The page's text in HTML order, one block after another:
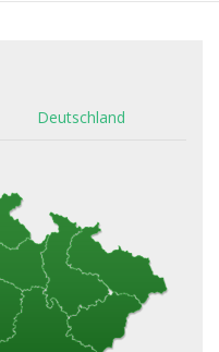
Deutschland